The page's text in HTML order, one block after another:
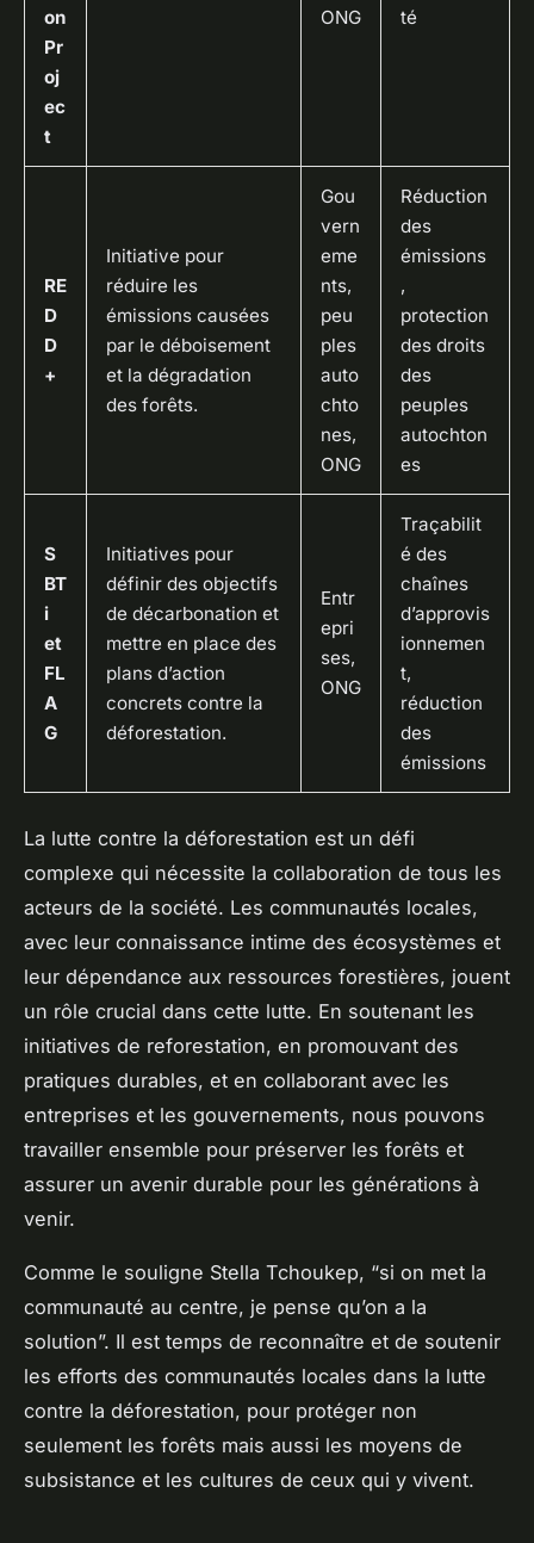
on
Pr
oj
ec
t
ONG
té
RE
D
D
+
Initiative pour
réduire les
émissions causées
par le déboisement
et la dégradation
des forêts.
Gou
vern
eme
nts,
peu
ples
auto
chto
nes,
ONG
Réduction
des
émissions
,
protection
des droits
des
peuples
autochton
es
S
BT
i
et
FL
A
G
Initiatives pour
définir des objectifs
de décarbonation et
mettre en place des
plans d’action
concrets contre la
déforestation.
Entr
epri
ses,
ONG
Traçabilit
é des
chaînes
d’approvis
ionnemen
t,
réduction
des
émissions
La lutte contre la déforestation est un défi
complexe qui nécessite la collaboration de tous les
acteurs de la société. Les communautés locales,
avec leur connaissance intime des écosystèmes et
leur dépendance aux ressources forestières, jouent
un rôle crucial dans cette lutte. En soutenant les
initiatives de reforestation, en promouvant des
pratiques durables, et en collaborant avec les
entreprises et les gouvernements, nous pouvons
travailler ensemble pour préserver les forêts et
assurer un avenir durable pour les générations à
venir.
Comme le souligne Stella Tchoukep, “si on met la
communauté au centre, je pense qu’on a la
solution”. Il est temps de reconnaître et de soutenir
les efforts des communautés locales dans la lutte
contre la déforestation, pour protéger non
seulement les forêts mais aussi les moyens de
subsistance et les cultures de ceux qui y vivent.